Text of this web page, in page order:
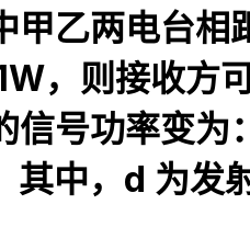
甲乙两电台
，则接收方
信号功率变
中，d 为发